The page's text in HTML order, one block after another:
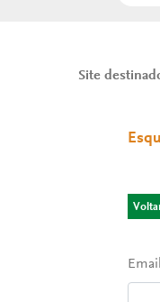
Site
Email